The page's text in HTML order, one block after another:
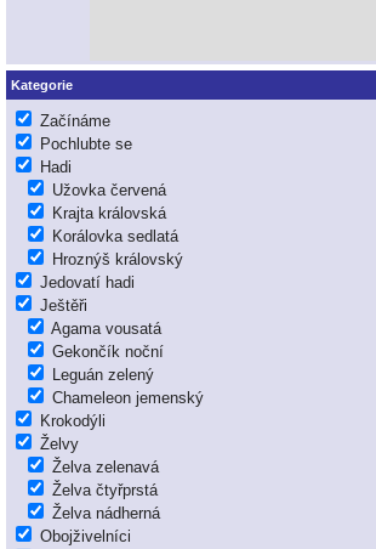
Kategorie
Začínáme
Pochlubte se
Hadi
Užovka červená
Krajta královská
Korálovka sedlatá
Hroznýš královský
Jedovatí hadi
Ještěři
Agama vousatá
Gekončík noční
Leguán zelený
Chameleon jemenský
Krokodýli
Želvy
Želva zelenavá
Želva čtyřprstá
Želva nádherná
Obojživelníci